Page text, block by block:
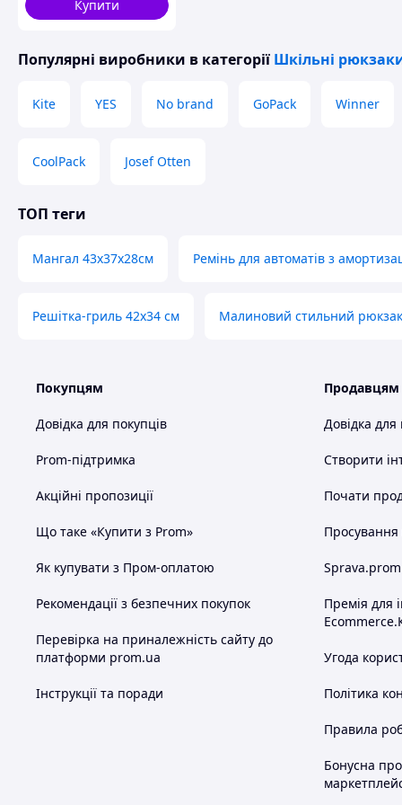
кожен день
Купити
Популярні виробники в категорії Шкільні
Kite YES No brand GoPack Winner
CoolPack Josef Otten
ТОП теги
Мангал 43х37х28см Ремінь для автоматів з
Решітка-гриль 42х34 см Малиновий стильний рюкзак
Покупцям
Довідка для покупців
Prom-підтримка
Акційні пропозиції
Що таке «Купити з Prom»
Як купувати з Пром-оплатою
Рекомендації з безпечних покупок
Перевірка на приналежність сайту до
платформи prom.ua
Інструкції та поради
Продавцям
Довідка для
Створити
Почати
Просування
Премія для
Угода
Політика
Правила
Бонусна